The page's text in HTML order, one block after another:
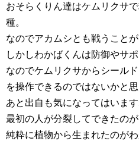
おそらくりん達はケムリクサ
種。
なのでアカムシとも戦うこと
しかしわかばくんは防御やサ
なのでケムリクサからシール
を操作できるのではないかと思
あと出自も気になってはいます
最初の人が分裂してできたのが
純粋に植物から生まれたのがわ